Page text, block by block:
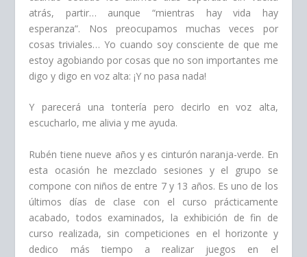
atrás, partir… aunque “mientras hay vida hay
esperanza”.
Nos preocupamos muchas veces por
cosas triviales… Yo cuando soy consciente de que me
estoy agobiando por cosas que no son importantes me
digo y digo en voz alta: ¡Y no pasa nada!
Y parecerá una tontería pero decirlo en voz alta,
escucharlo, me alivia y me ayuda.
Rubén tiene nueve años y es cinturón naranja-verde. En
esta ocasión he mezclado sesiones y el grupo se
compone con niños de entre 7 y 13 años. Es uno de los
últimos días de clase con el curso prácticamente
acabado, todos examinados, la exhibición de fin de
curso realizada, sin competiciones en el horizonte y
dedico más tiempo a realizar juegos en el